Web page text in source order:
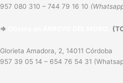
957 080 310 – 744 79 16 10
⇒
Glorieta Amadora, 2, 14011 Córdoba
957 39 05 14 – 654 76 54 31